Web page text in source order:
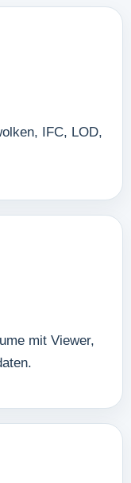
IFC, LOD,
mit Viewer,